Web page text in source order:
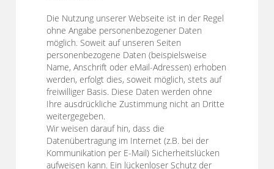
Die Nutzung unserer Webseite ist in der Regel
ohne Angabe personenbezogener Daten
möglich. Soweit auf unseren Seiten
personenbezogene Daten (beispielsweise
Name, Anschrift oder eMail-Adressen) erhoben
werden, erfolgt dies, soweit möglich, stets auf
freiwilliger Basis. Diese Daten werden ohne
Ihre ausdrückliche Zustimmung nicht an Dritte
weitergegeben.
Wir weisen darauf hin, dass die
Datenübertragung im Internet (z.B. bei der
Kommunikation per E-Mail) Sicherheitslücken
aufweisen kann. Ein lückenloser Schutz der